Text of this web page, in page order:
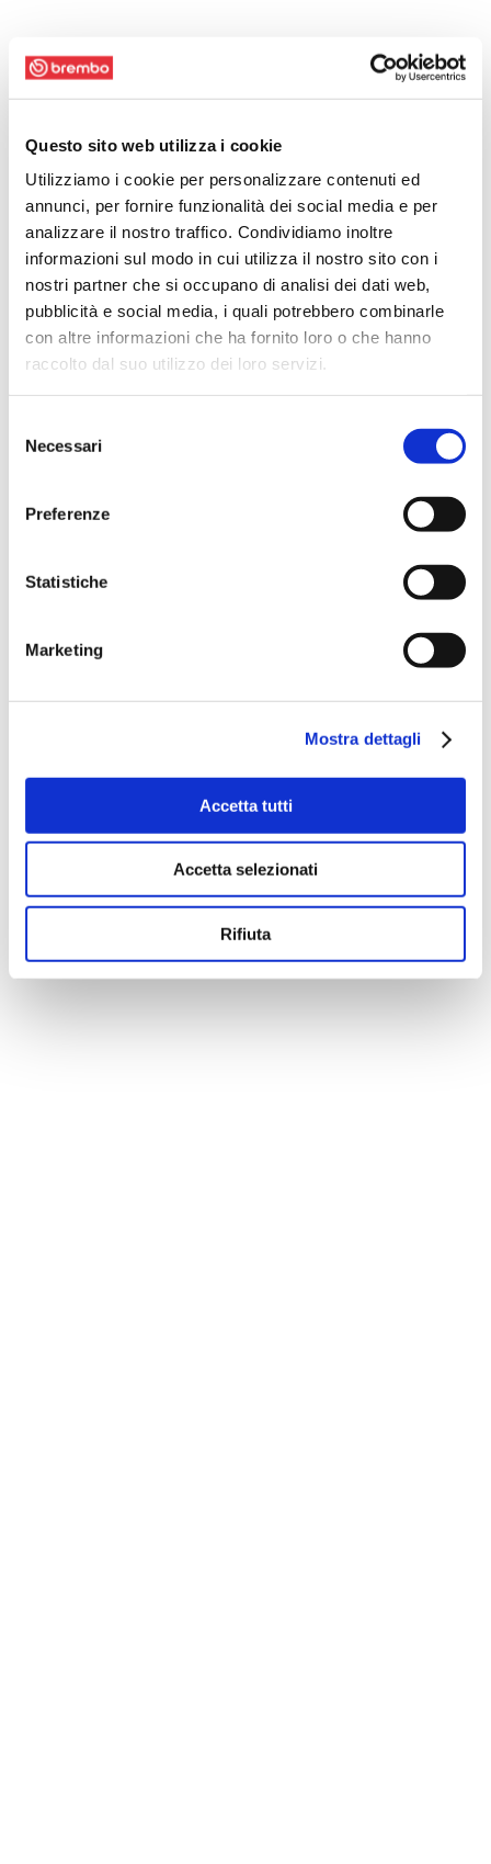
Questo sito web utilizza i cookie
Utilizziamo i cookie per personalizzare contenuti ed
annunci, per fornire funzionalità dei social media e per
analizzare il nostro traffico. Condividiamo inoltre
informazioni sul modo in cui utilizza il nostro sito con i
nostri partner che si occupano di analisi dei dati web,
pubblicità e social media, i quali potrebbero combinarle
con altre informazioni che ha fornito loro o che hanno
raccolto dal suo utilizzo dei loro servizi.
delNecessari
Preferenze
Statistiche
Marketing
Mostra dettagli
Accetta tutti
Accetta selezionati
Rifiuta